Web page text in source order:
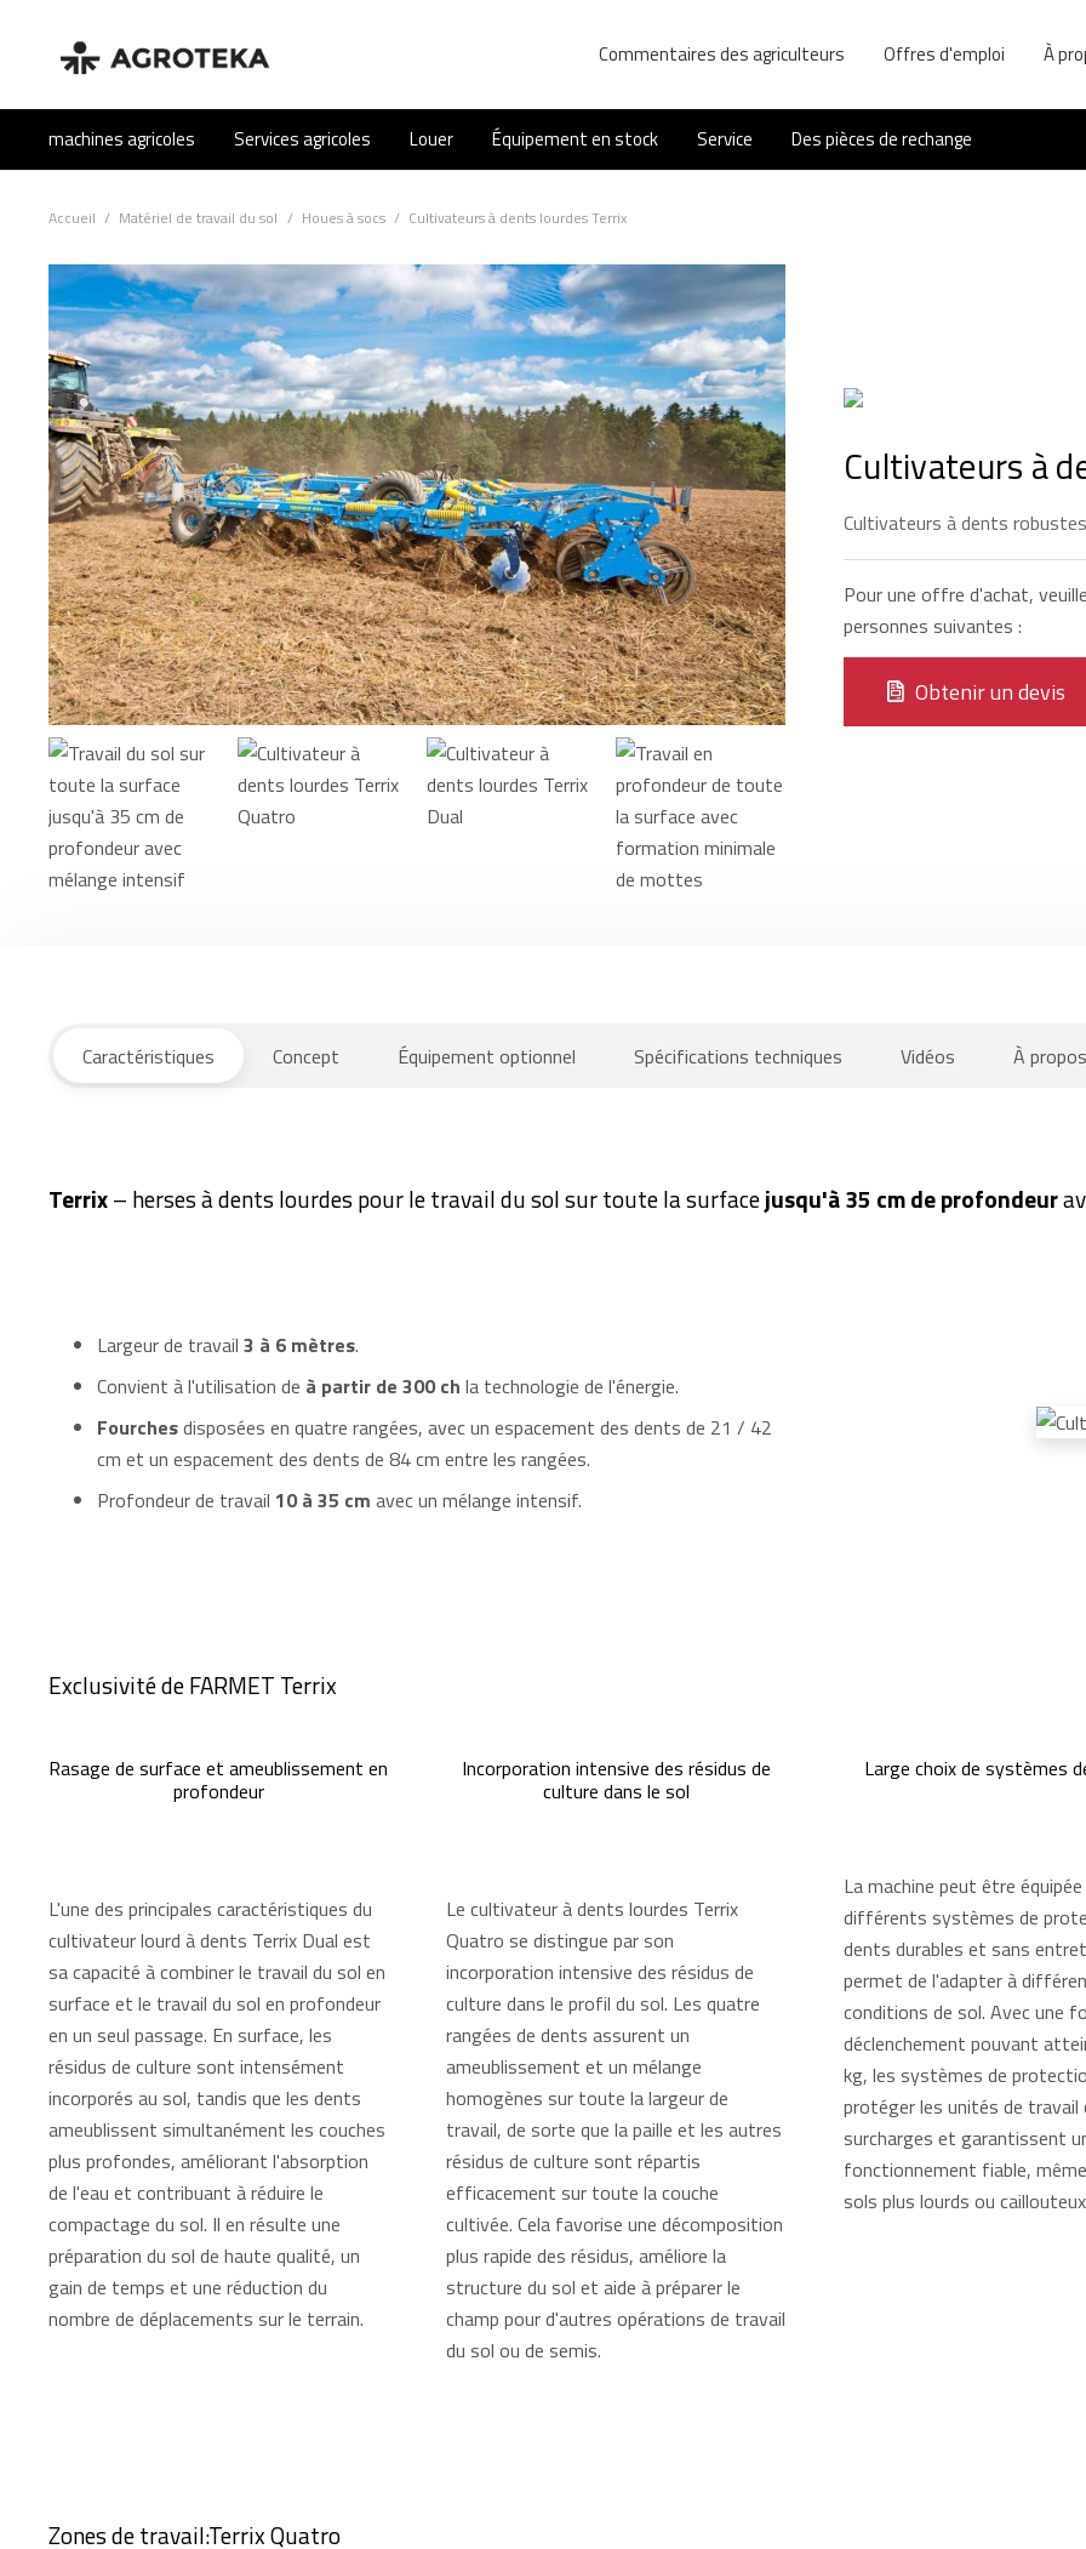
Commentaires des agriculteurs Offres d'emploi À
machines agricoles Services agricoles Louer Équipement en stock Service Des pièces de rechange
Accueil / Matériel de travail du sol / Houes à socs / Cultivateurs à dents lourdes Terrix
Cultivateurs à
Cultivateurs à dents
Pour une offre d'achat,
personnes suivantes :
Obtenir un devis
Caractéristiques Concept Équipement optionnel Spécifications techniques Vidéos À
Terrix– herses à dents lourdes pour le travail du sol sur toute la surfacejusqu'à 35 cm de profondeur
Largeur de travail 3 à 6 mètres.
Convient à l'utilisation de à partir de 300 ch la technologie de l'énergie.
Fourchesdisposées en quatre rangées, avec un espacement des dents de 21 / 42
cm et un espacement des dents de 84 cm entre les rangées.
Profondeur de travail 10 à 35 cm avec un mélange intensif.
Exclusivité de FARMET Terrix
Rasage de surface et ameublissement en
profondeur
L'une des principales caractéristiques du
cultivateur lourd à dents Terrix Dual est
sa capacité à combiner le travail du sol en
surface et le travail du sol en profondeur
en un seul passage. En surface, les
résidus de culture sont intensément
incorporés au sol, tandis que les dents
ameublissent simultanément les couches
plus profondes, améliorant l'absorption
de l'eau et contribuant à réduire le
compactage du sol. Il en résulte une
préparation du sol de haute qualité, un
gain de temps et une réduction du
nombre de déplacements sur le terrain.
Incorporation intensive des résidus de
culture dans le sol
Le cultivateur à dents lourdes Terrix
Quatro se distingue par son
incorporation intensive des résidus de
culture dans le profil du sol. Les quatre
rangées de dents assurent un
ameublissement et un mélange
homogènes sur toute la largeur de
travail, de sorte que la paille et les autres
résidus de culture sont répartis
efficacement sur toute la couche
cultivée. Cela favorise une décomposition
plus rapide des résidus, améliore la
structure du sol et aide à préparer le
champ pour d'autres opérations de travail
du sol ou de semis.
Large choix de systèmes
La machine peut être
différents systèmes de
dents durables et sans
permet de l'adapter à
conditions de sol. Avec une
déclenchement pouvant
kg, les systèmes de
protéger les unités de travail
surcharges et garantissent
fonctionnement fiable,
sols plus lourds ou
Zones de travail:Terrix Quatro